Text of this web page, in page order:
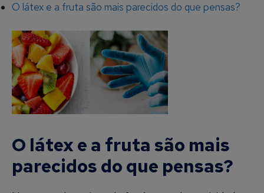
O látex e a fruta são mais parecidos do que pensas?
O látex e a fruta são mais
parecidos do que pensas?